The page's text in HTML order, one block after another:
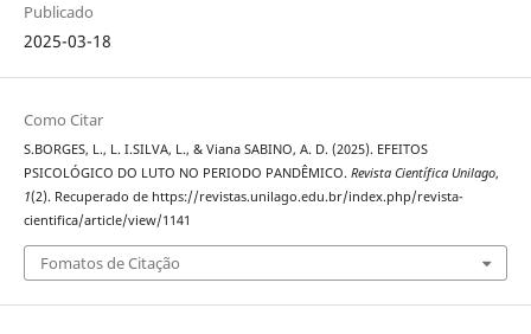
Publicado
2025-03-18
Como Citar
S.BORGES, L., L. I.SILVA, L., & Viana SABINO, A. D. (2025). EFEITOS
PSICOLÓGICO DO LUTO NO PERIODO PANDÊMICO. Revista Científica Unilago,
1(2). Recuperado de https://revistas.unilago.edu.br/index.php/revista-
cientifica/article/view/1141
Fomatos de Citação